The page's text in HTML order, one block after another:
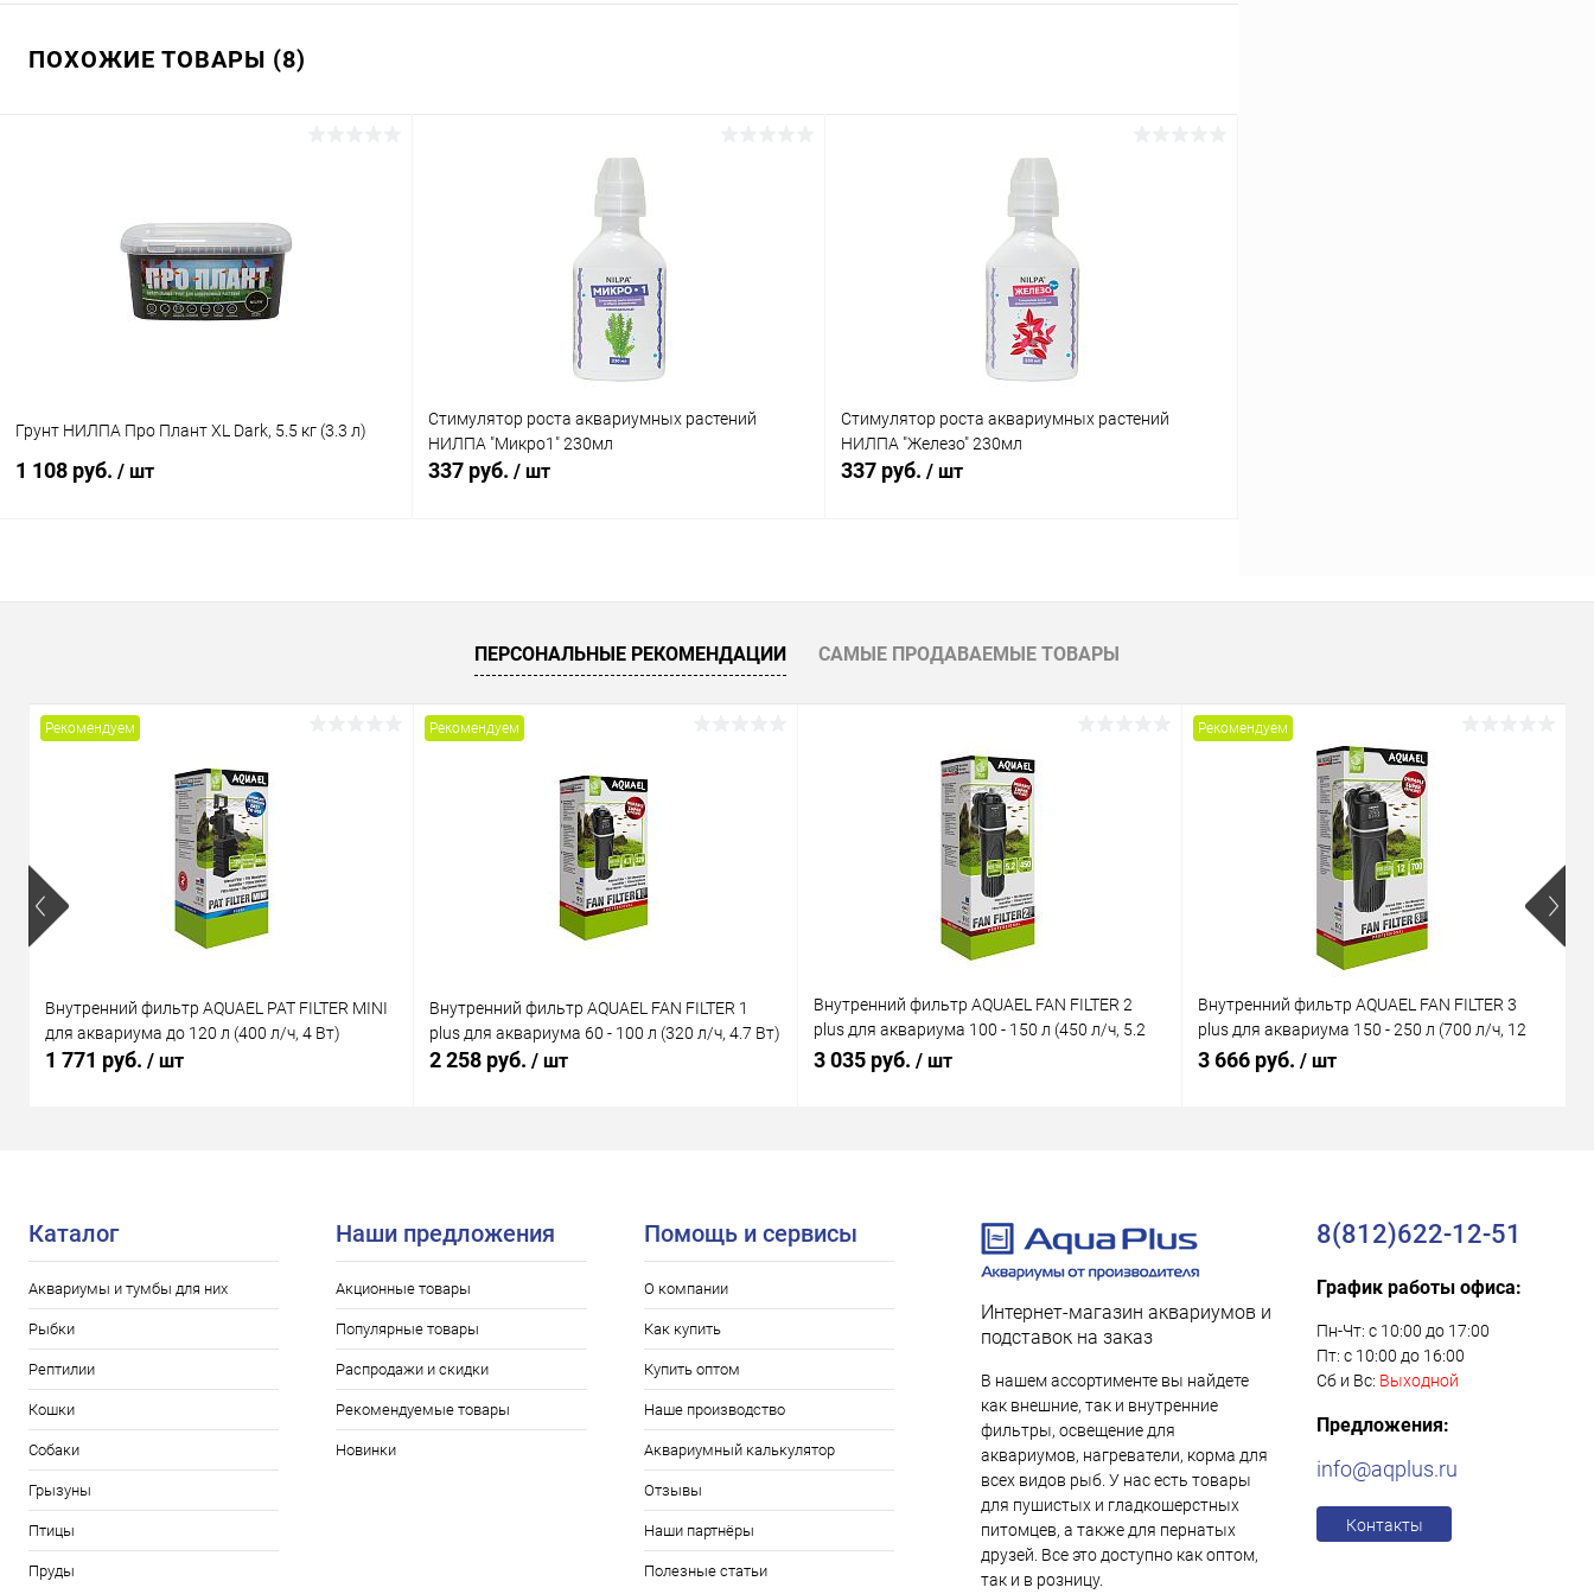
ПОХОЖИЕ ТОВАРЫ (8)
Грунт НИЛПА Про Плант XL Dark, 5.5 кг (3.3 л)
1 108 руб. / шт
Стимулятор роста аквариумных растений
НИЛПА "Микро1" 230мл
337 руб. / шт
В наличии
Стимулятор роста аквариумных растений
НИЛПА "Железо" 230мл
337 руб. / шт
В избранное
ПЕРСОНАЛЬНЫЕ РЕКОМЕНДАЦИИ САМЫЕ ПРОДАВАЕМЫЕ ТОВАРЫ
Рекомендуем
Внутренний фильтр AQUAEL PAT FILTER MINI
для аквариума до 120 л (400 л/ч, 4 Вт)
1 771 руб. / шт
Рекомендуем
Внутренний фильтр AQUAEL FAN FILTER 1
plus для аквариума 60 - 100 л (320 л/ч, 4.7 Вт)
2 258 руб. / шт
Внутренний фильтр AQUAEL FAN FILTER 2
plus для аквариума 100 - 150 л (450 л/ч, 5.2
Вт)
3 035 руб. / шт
Рекомендуем
Внутренний фильтр AQUAEL FAN FILTER 3
plus для аквариума 150 - 250 л (700 л/ч, 12
Вт)
3 666 руб. / шт
Каталог
Аквариумы и тумбы для них
Рыбки
Рептилии
Кошки
Собаки
Грызуны
Птицы
Пруды
Наши предложения
Акционные товары
Популярные товары
Распродажи и скидки
Рекомендуемые товары
Новинки
Помощь и сервисы
О компании
Как купить
Купить оптом
Наше производство
Аквариумный калькулятор
Отзывы
Наши партнёры
Полезные статьи
Интернет-магазин аквариумов и
подставок на заказ
В нашем ассортименте вы найдете
как внешние, так и внутренние
фильтры, освещение для
аквариумов, нагреватели, корма для
всех видов рыб. У нас есть товары
для пушистых и гладкошерстных
питомцев, а также для пернатых
друзей. Все это доступно как оптом,
так и в розницу.
8(812)622-12-51
График работы офиса:
Пн-Чт: с 10:00 до 17:00
Пт: с 10:00 до 16:00
Сб и Вс: Выходной
Предложения:
info@aqplus.ru
Контакты